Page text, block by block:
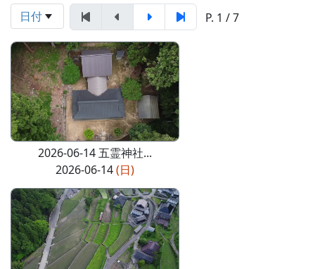
日付 P. 1 / 7
2026-06-14 五霊神社...
2026-06-14(日)